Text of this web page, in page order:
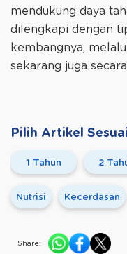
mendukung daya
dilengkapi dengan
kembangnya,
sekarang juga
Pilih Artikel
1 Tahun 2
Nutrisi Kecerdasan
Share: